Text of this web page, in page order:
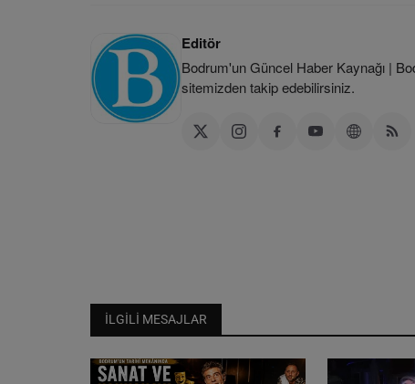
Editör
Bodrum'un Güncel Haber Kaynağı |
sitemizden takip edebilirsiniz.
İLGILI MESAJLAR